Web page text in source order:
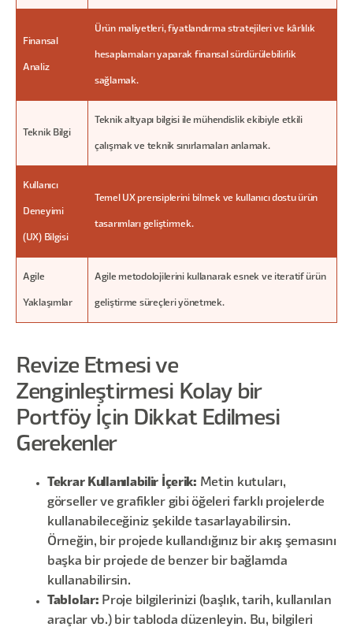
Finansal
Analiz
Ürün maliyetleri, fiyatlandırma stratejileri ve kârlılık
hesaplamaları yaparak finansal sürdürülebilirlik
sağlamak.
Teknik Bilgi
Teknik altyapı bilgisi ile mühendislik ekibiyle etkili
çalışmak ve teknik sınırlamaları anlamak.
Kullanıcı
Deneyimi
(UX) Bilgisi
Temel UX prensiplerini bilmek ve kullanıcı dostu ürün
tasarımları geliştirmek.
Agile
Yaklaşımlar
Agile metodolojilerini kullanarak esnek ve iteratif ürün
geliştirme süreçleri yönetmek.
Revize Etmesi ve
Zenginleştirmesi Kolay bir
Portföy İçin Dikkat Edilmesi
Gerekenler
Tekrar Kullanılabilir İçerik: Metin kutuları,
görseller ve grafikler gibi öğeleri farklı projelerde
kullanabileceğiniz şekilde tasarlayabilirsin.
Örneğin, bir projede kullandığınız bir akış şemasını
başka bir projede de benzer bir bağlamda
kullanabilirsin.
Tablolar: Proje bilgilerinizi (başlık, tarih, kullanılan
araçlar vb.) bir tabloda düzenleyin. Bu, bilgileri